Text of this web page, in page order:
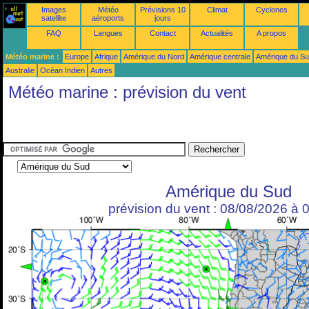
Images
satellite
Météo
aéroports
Prévisions 10
jours
Climat Cyclones
FAQ Langues Contact Actualités A propos
Météo marine : Europe Afrique Amérique du Nord Amérique centrale
Amérique du
Australie
Océan Indien Autres
Météo marine : prévision du vent
Amérique du Sud
prévision du vent : 08/08/2026 à